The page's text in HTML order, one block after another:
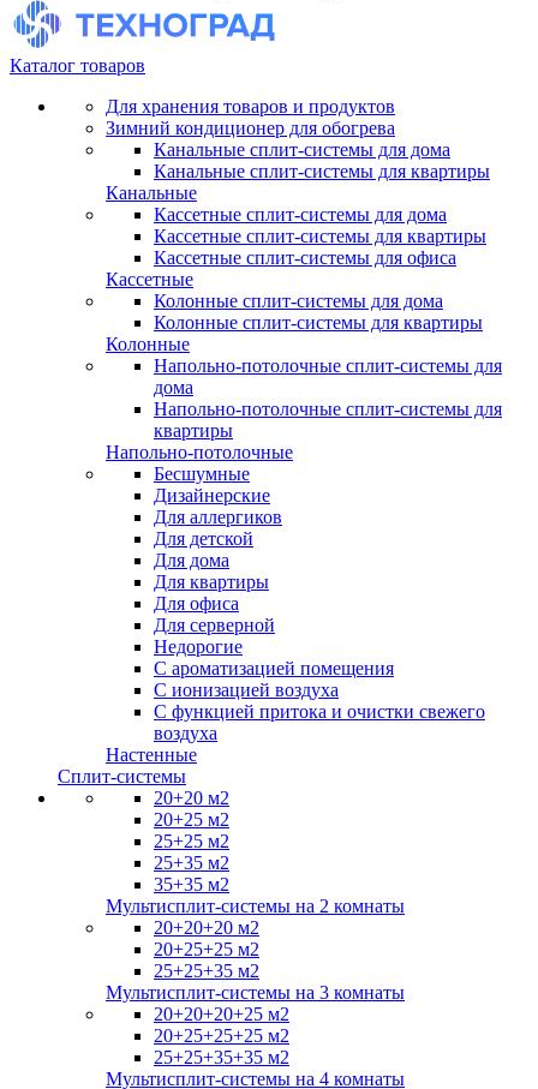
Каталог товаров
Для хранения товаров и продуктов
Зимний кондиционер для обогрева
Канальные сплит-системы для дома
Канальные сплит-системы для квартиры
Канальные
Кассетные сплит-системы для дома
Кассетные сплит-системы для квартиры
Кассетные сплит-системы для офиса
Кассетные
Колонные сплит-системы для дома
Колонные сплит-системы для квартиры
Колонные
Напольно-потолочные сплит-системы для
дома
Напольно-потолочные сплит-системы для
квартиры
Напольно-потолочные
Бесшумные
Дизайнерские
Для аллергиков
Для детской
Для дома
Для квартиры
Для офиса
Для серверной
Недорогие
С ароматизацией помещения
С ионизацией воздуха
С функцией притока и очистки свежего
воздуха
Настенные
Сплит-системы
20+20 м2
20+25 м2
25+25 м2
25+35 м2
35+35 м2
Мультисплит-системы на 2 комнаты
20+20+20 м2
20+25+25 м2
25+25+35 м2
Мультисплит-системы на 3 комнаты
20+20+20+25 м2
20+25+25+25 м2
25+25+35+35 м2
Мультисплит-системы на 4 комнаты